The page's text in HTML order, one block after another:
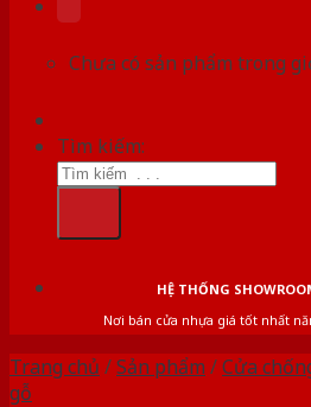
Chưa có sản phẩm trong
Tìm kiếm:
HỆ THỐNG
Nơi bán cửa nhựa giá tốt nhất
Trang chủ /Sản phẩm /Cửa
gỗ